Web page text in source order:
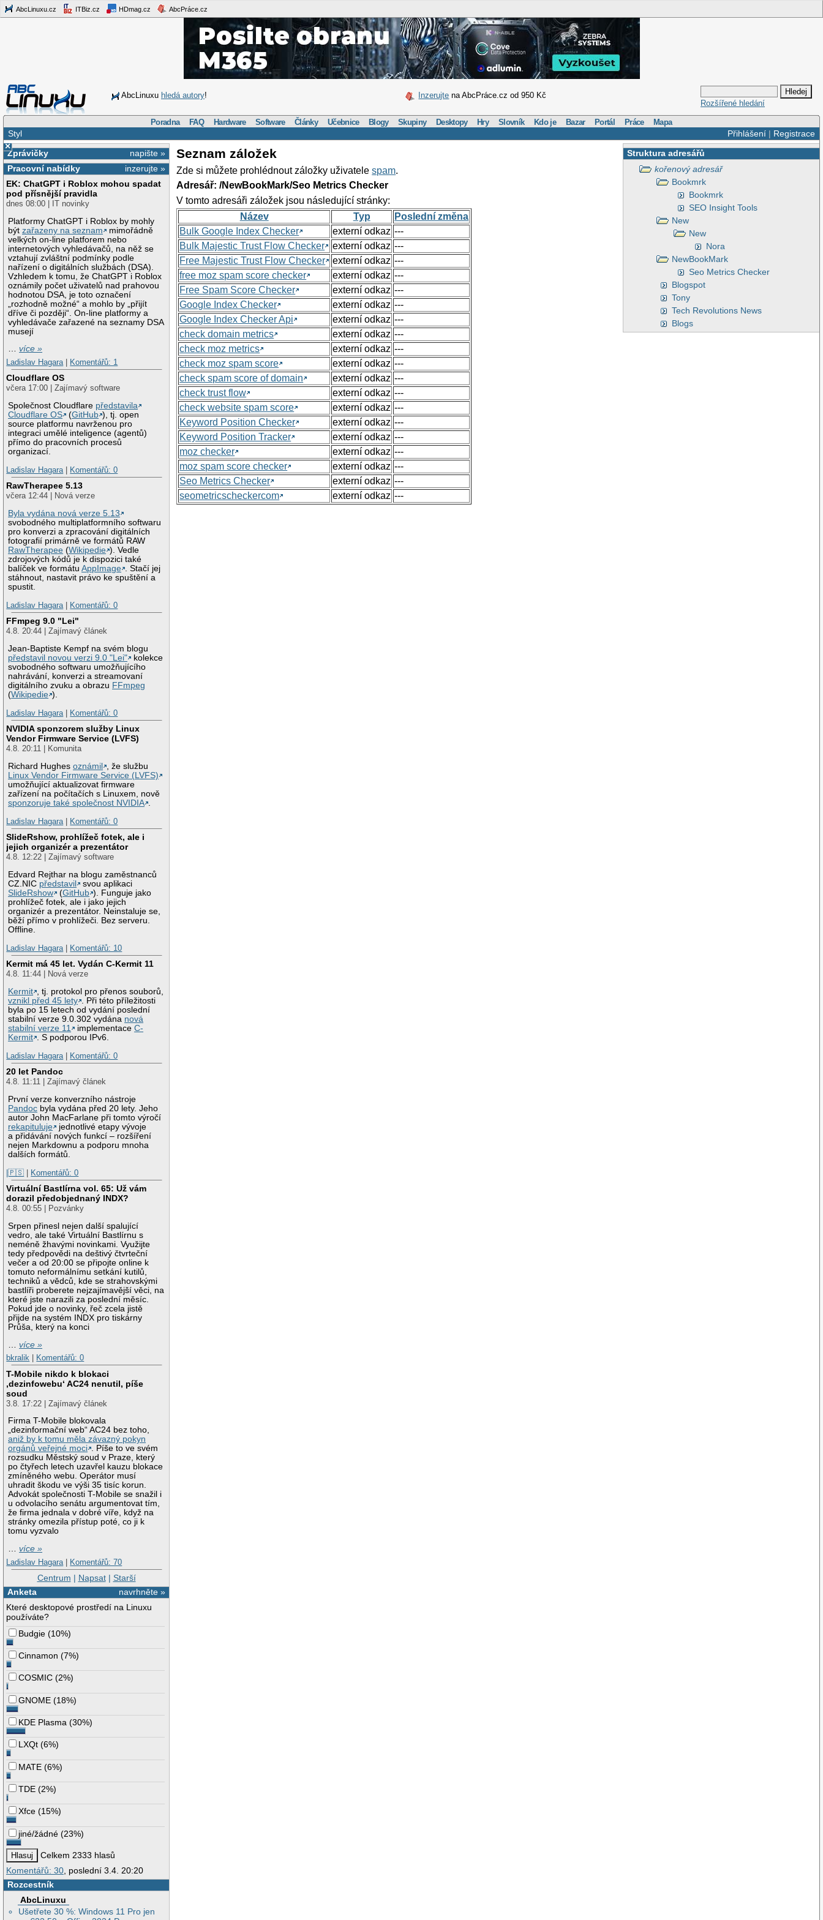
AbcLinuxu.cz ITBiz.cz HDmag.cz AbcPráce.cz
AbcLinuxu hledá autory! Inzerujte na AbcPráce.cz od 950 Kč
Rozšířené hledání
Poradna FAQ Hardware Software Články Učebnice Blogy Skupiny Desktopy Hry Slovník Kdo je Bazar Portál Práce Mapa
Přihlášení| Registrace
Styl
×
napište »
Zprávičky
inzerujte »
Pracovní nabídky
EK: ChatGPT i Roblox mohou spadat
pod přísnější pravidla
dnes 08:00 | IT novinky
Platformy ChatGPT i Roblox by mohly
býtzařazeny na seznam
mimořádně
velkých on-line platforem nebo
internetových vyhledávačů, na něž se
vztahují zvláštní podmínky podle
nařízení o digitálních službách (DSA).
Vzhledem k tomu, že ChatGPT i Roblox
oznámily počet uživatelů nad prahovou
hodnotou DSA, je toto označení
„rozhodně možné“ a mohlo by „přijít
dříve či později“. On-line platformy a
vyhledávače zařazené na seznamy DSA
musejí
…více »
Ladislav Hagara
Komentářů: 1
Cloudflare OS
včera 17:00 | Zajímavý software
Společnost Cloudflare představila
Cloudflare OS
(GitHub ), tj. open
source platformu navrženou pro
integraci umělé inteligence (agentů)
přímo do pracovních procesů
organizací.
Ladislav Hagara
Komentářů: 0
RawTherapee 5.13
včera 12:44 | Nová verze
Byla vydána nová verze 5.13
svobodného multiplatformního softwaru
pro konverzi a zpracování digitálních
fotografií primárně ve formátů RAW
RawTherapee (Wikipedie ). Vedle
zdrojových kódů je k dispozici také
balíček ve formátuAppImage . Stačí jej
stáhnout, nastavit právo ke spuštění a
spustit.
Ladislav Hagara
Komentářů: 0
FFmpeg 9.0 "Lei"
4.8. 20:44 | Zajímavý článek
Jean-Baptiste Kempf na svém blogu
představil novou verzi 9.0 "Lei"
kolekce
svobodného softwaru umožňujícího
nahrávání, konverzi a streamovaní
digitálního zvuku a obrazu FFmpeg
(Wikipedie ).
Ladislav Hagara
Komentářů: 0
NVIDIA sponzorem služby Linux
Vendor Firmware Service (LVFS)
4.8. 20:11 | Komunita
Richard Hughesoznámil
, že službu
Linux Vendor Firmware Service (LVFS)
umožňující aktualizovat firmware
zařízení na počítačích s Linuxem, nově
sponzoruje také společnost NVIDIA .
Ladislav Hagara | Komentářů: 0
SlideRshow, prohlížeč fotek, ale i
jejich organizér a prezentátor
4.8. 12:22 | Zajímavý software
Edvard Rejthar na blogu zaměstnanců
CZ.NIC představil
svou aplikaci
SlideRshow
(GitHub ). Funguje jako
prohlížeč fotek, ale i jako jejich
organizér a prezentátor. Neinstaluje se,
běží přímo v prohlížeči. Bez serveru.
Offline.
Ladislav Hagara | Komentářů: 10
Kermit má 45 let. Vydán C-Kermit 11
4.8. 11:44 | Nová verze
Kermit , tj. protokol pro přenos souborů,
vznikl před 45 lety . Při této příležitosti
byla po 15 letech od vydání poslední
stabilní verze 9.0.302 vydána nová
stabilní verze 11
implementaceC-
Kermit . S podporou IPv6.
Ladislav Hagara | Komentářů: 0
20 let Pandoc
4.8. 11:11 | Zajímavý článek
První verze konverzního nástroje
Pandoc byla vydána před 20 lety. Jeho
autor John MacFarlane při tomto výročí
rekapituluje
jednotlivé etapy vývoje
a přidávání nových funkcí – rozšíření
nejen Markdownu a podporu mnoha
dalších formátů.
|🇵🇸 | Komentářů: 0
Virtuální Bastlírna vol. 65: Už vám
dorazil předobjednaný INDX?
4.8. 00:55 | Pozvánky
Srpen přinesl nejen další spalující
vedro, ale také Virtuální Bastlírnu s
neméně žhavými novinkami. Využijte
tedy předpovědi na deštivý čtvrteční
večer a od 20:00 se připojte online k
tomuto neformálnímu setkání kutilů,
techniků a vědců, kde se strahovskými
bastlíři proberete nejzajímavější věci, na
které jste narazili za poslední měsíc.
Pokud jde o novinky, řeč zcela jistě
přijde na systém INDX pro tiskárny
Průša, který na konci
…více »
bkralik
Komentářů: 0
T-Mobile nikdo k blokaci
‚dezinfowebu‘ AC24 nenutil, píše
soud
3.8. 17:22 | Zajímavý článek
Firma T-Mobile blokovala
„dezinformační web“ AC24 bez toho,
aniž by k tomu měla závazný pokyn
orgánů veřejné moci . Píše to ve svém
rozsudku Městský soud v Praze, který
po čtyřech letech uzavřel kauzu blokace
zmíněného webu. Operátor musí
uhradit škodu ve výši 35 tisíc korun.
Advokát společnosti T-Mobile se snažil i
u odvolacího senátu argumentovat tím,
že firma jednala v dobré víře, když na
stránky omezila přístup poté, co ji k
tomu vyzvalo
…více »
Ladislav Hagara | Komentářů: 70
Centrum | Napsat| Starší
navrhněte »
Anketa
Které desktopové prostředí na Linuxu
používáte?
Budgie (10%)
Cinnamon (7%)
COSMIC (2%)
GNOME (18%)
KDE Plasma (30%)
LXQt (6%)
MATE (6%)
TDE (2%)
Xfce (15%)
jiné/žádné (23%)
Celkem 2333 hlasů
Komentářů: 30, poslední 3.4. 20:20
Rozcestník
AbcLinuxu
Ušetřete 30 %: Windows 11 Pro jen
Struktura adresářů
kořenový adresář
Bookmrk
Bookmrk
SEO Insight Tools
New
New
Nora
NewBookMark
Seo Metrics Checker
Blogspot
Tony
Tech Revolutions News
Blogs
Seznam záložek
Zde si můžete prohlédnout záložky uživatelespam.
Adresář: /NewBookMark/Seo Metrics Checker
V tomto adresáři záložek jsou následující stránky:
Název
Typ
Poslední změna
Bulk Google Index Checker
externí odkaz ---
Bulk Majestic Trust Flow Checker
externí odkaz ---
Free Majestic Trust Flow Checker
externí odkaz ---
free moz spam score checker
externí odkaz ---
Free Spam Score Checker
externí odkaz ---
Google Index Checker
externí odkaz ---
Google Index Checker Api
externí odkaz ---
check domain metrics
externí odkaz ---
check moz metrics
externí odkaz ---
check moz spam score
externí odkaz ---
check spam score of domain
externí odkaz ---
check trust flow
externí odkaz ---
check website spam score
externí odkaz ---
Keyword Position Checker
externí odkaz ---
Keyword Position Tracker
externí odkaz ---
moz checker
externí odkaz ---
moz spam score checker
externí odkaz ---
Seo Metrics Checker
externí odkaz ---
seometricscheckercom
externí odkaz ---